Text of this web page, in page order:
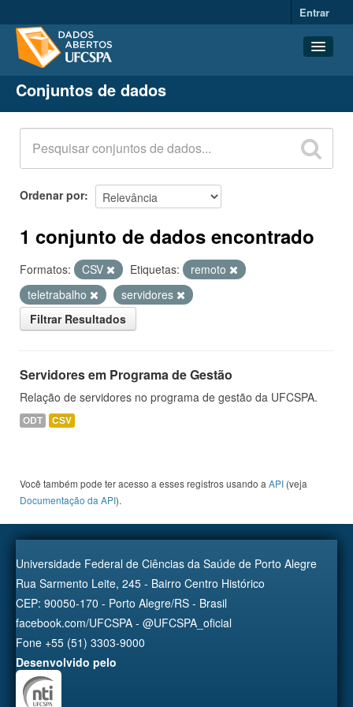
Entrar
Conjuntos de dados
Organizações
Grupos
Sobre
Conjuntos de dados
Ordenar por
1 conjunto de dados encontrado
Formatos: CSV Etiquetas:
remoto
teletrabalho
servidores
Filtrar Resultados
Servidores em Programa de Gestão
Relação de servidores no programa de gestão da UFCSPA.
ODT CSV
Você também pode ter acesso a esses registros usando a API (veja
Documentação da API).
Universidade Federal de Ciências da Saúde de Porto Alegre
Rua Sarmento Leite, 245 - Bairro Centro Histórico
CEP: 90050-170 - Porto Alegre/RS - Brasil
facebook.com/UFCSPA - @UFCSPA_oficial
Fone +55 (51) 3303-9000
Desenvolvido pelo